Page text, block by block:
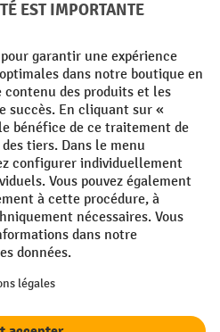
légales
Politique de cookies
costsand possible delivery charges,
des stocks. La remise ne
n'est pas possible de le combiner
ou bons de réduction. | ² Une
la première inscription à la
minimum de 250 €. Le pourcentage
les gerbeurs électriques,